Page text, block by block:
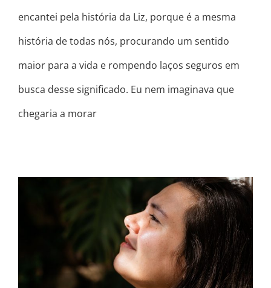
encantei pela história da Liz, porque é a mesma
história de todas nós, procurando um sentido
maior para a vida e rompendo laços seguros em
busca desse significado. Eu nem imaginava que
chegaria a morar
QUANTAS VEZES VOCÊ COMEÇOU
ALGO E LARGOU PELA METADE?